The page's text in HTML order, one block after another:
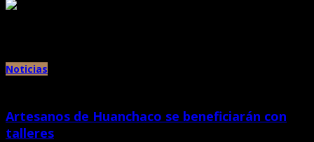
Noticias
Artesanos de Huanchaco se beneficiarán con
talleres